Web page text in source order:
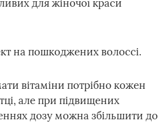
для жіночої краси
на пошкоджених волоссі.
вітаміни потрібно кожен
але при підвищених
дозу можна збільшити до